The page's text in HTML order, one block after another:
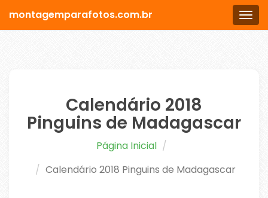
Menu
montagemparafotos.com.br
Calendário 2018
Pinguins de Madagascar
Página Inicial
Calendário 2018 Pinguins de Madagascar